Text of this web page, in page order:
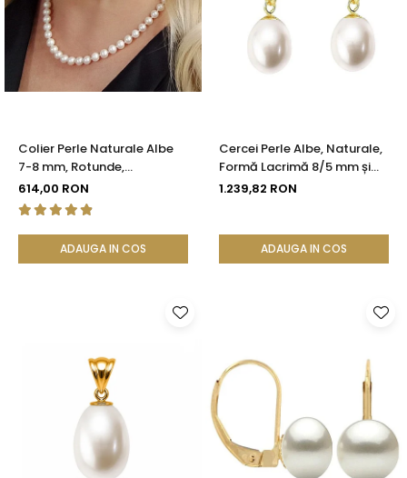
Colier Perle Naturale Albe
7-8 mm, Rotunde,
Închizătoare Argint 925 |
KASKADDA®
614,00 RON
ADAUGA IN COS
Cercei Perle Albe, Naturale,
Formă Lacrimă 8/5 mm și
Aur Galben 14K | KASKADDA®
1.239,82 RON
ADAUGA IN COS